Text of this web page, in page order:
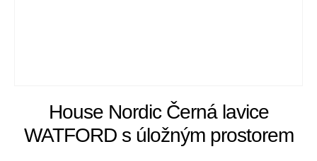
House Nordic Černá lavice
WATFORD s úložným prostorem